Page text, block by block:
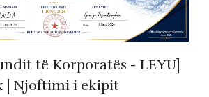
të Korporatës - LEYU]
| Njoftimi i ekipit